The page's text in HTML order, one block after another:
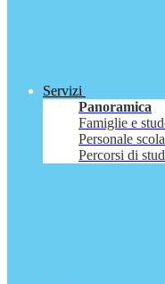
Servizi
Panoramica
Famiglie e
Personale
Percorsi di